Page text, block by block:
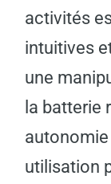
activités
intuitives
une
la batterie
utilisation